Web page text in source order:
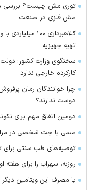
توری مش چیست؟ بررسی
مش فلزی در صنعت
کلاهبرداری ۱۰۰
تهیه جهیزیه
سخنگوی وزارت کشور: دولت
کارکرده خارجی ندارد
چرا خوانندگان رمان
دوست ندارند؟
دومین اتفاق مهم برای
مسی با جت شخصی در
توصیه‌های طب سنتی برای
روزبه، سهراب را برای هفته
با مصرف این ویتامین دیگر